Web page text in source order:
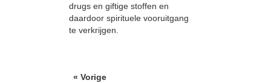
drugs en giftige stoffen en
daardoor spirituele vooruitgang
te verkrijgen.
« Vorige